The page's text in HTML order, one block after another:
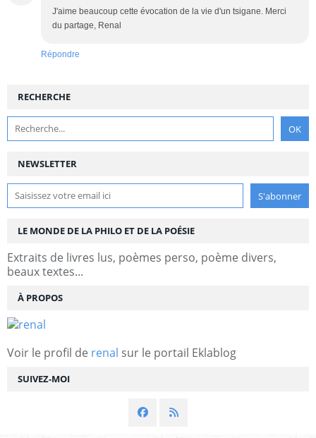
J'aime beaucoup cette évocation de la vie d'un tsigane. Merci
du partage, Renal
Répondre
NEWSLETTER
SUIVEZ-MOI
RECHERCHE
LE MONDE DE LA PHILO ET DE LA POÉSIE
Extraits de livres lus, poèmes perso, poème divers,
beaux textes...
À PROPOS
Voir le profil de renal sur le portail Eklablog